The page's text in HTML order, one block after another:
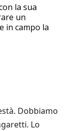
la sua
un
in campo la
Dobbiamo
Lo